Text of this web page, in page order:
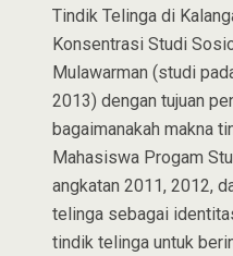
Tindik Telinga di
Konsentrasi Studi
Mulawarman (studi
2013) dengan tujuan
bagaimanakah makna
Mahasiswa Progam
angkatan 2011, 2012,
telinga sebagai
tindik telinga untuk